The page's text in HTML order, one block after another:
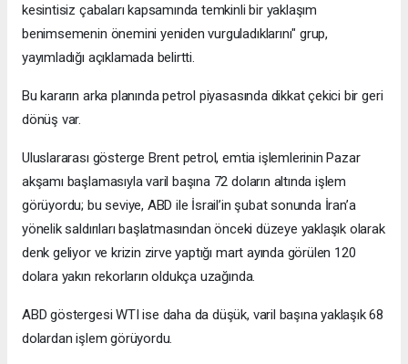
kesintisiz çabaları kapsamında temkinli bir yaklaşım
benimsemenin önemini yeniden vurguladıklarını" grup,
yayımladığı açıklamada belirtti.
Bu kararın arka planında petrol piyasasında dikkat çekici bir geri
dönüş var.
Uluslararası gösterge Brent petrol, emtia işlemlerinin Pazar
akşamı başlamasıyla varil başına 72 doların altında işlem
görüyordu; bu seviye, ABD ile İsrail’in şubat sonunda İran’a
yönelik saldırıları başlatmasından önceki düzeye yaklaşık olarak
denk geliyor ve krizin zirve yaptığı mart ayında görülen 120
dolara yakın rekorların oldukça uzağında.
ABD göstergesi WTI ise daha da düşük, varil başına yaklaşık 68
dolardan işlem görüyordu.